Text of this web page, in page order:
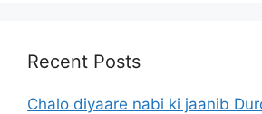
Recent Posts
Chalo diyaare nabi ki jaanib